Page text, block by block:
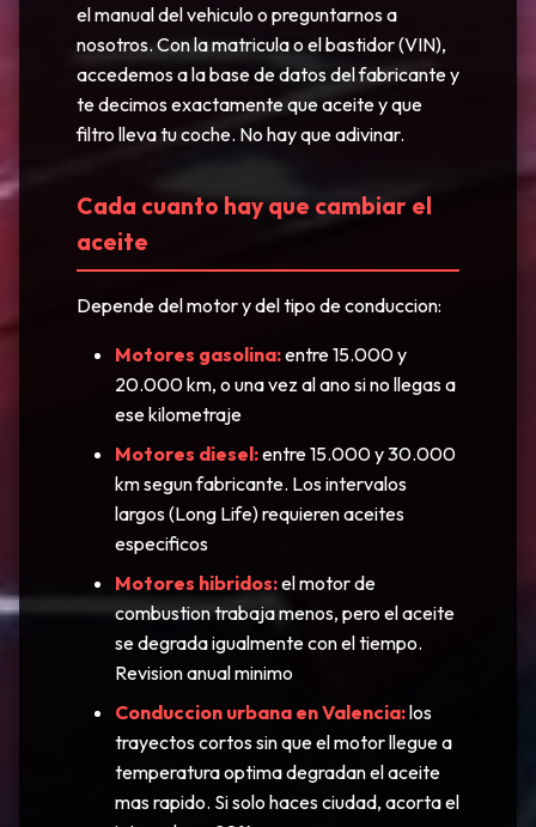
el manual del vehiculo o preguntarnos a
nosotros. Con la matricula o el bastidor (VIN),
accedemos a la base de datos del fabricante y
te decimos exactamente que aceite y que
filtro lleva tu coche. No hay que adivinar.
Cada cuanto hay que cambiar el
aceite
Depende del motor y del tipo de conduccion:
Motores gasolina:entre 15.000 y
20.000 km, o una vez al ano si no llegas a
ese kilometraje
Motores diesel:entre 15.000 y 30.000
km segun fabricante. Los intervalos
largos (Long Life) requieren aceites
especificos
Motores hibridos:el motor de
combustion trabaja menos, pero el aceite
se degrada igualmente con el tiempo.
Revision anual minimo
Conduccion urbana en Valencia:los
trayectos cortos sin que el motor llegue a
temperatura optima degradan el aceite
mas rapido. Si solo haces ciudad, acorta el